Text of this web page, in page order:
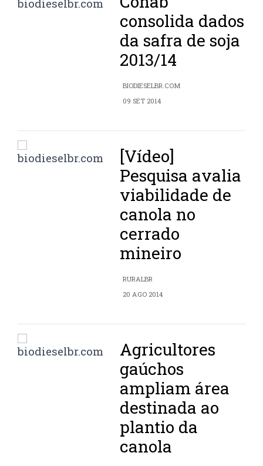
consolida dados
da safra de soja
2013/14
BIODIESELBR.COM
09 SET 2014
[Vídeo]
Pesquisa avalia
viabilidade de
canola no
cerrado
mineiro
RURALBR
20 AGO 2014
Agricultores
gaúchos
ampliam área
destinada ao
plantio da
canola